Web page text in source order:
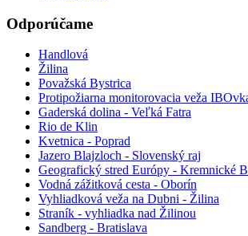
Odporúčame
Handlová
Žilina
Považská Bystrica
Protipožiarna monitorovacia veža
Gaderská dolina - Veľká Fatra
Rio de Klin
Kvetnica - Poprad
Jazero Blajzloch - Slovenský raj
Geografický stred Európy - Kremnické
Vodná zážitková cesta - Oborín
Vyhliadková veža na Dubni - Žilina
Straník - vyhliadka nad Žilinou
Sandberg - Bratislava